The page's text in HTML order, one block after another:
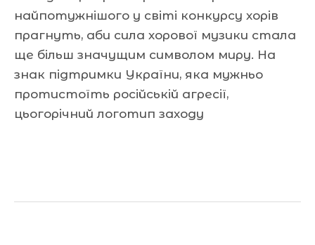
найпотужнішого у світі конкурсу хорів
прагнуть, аби сила хорової музики стала
ще більш значущим символом миру. На
знак підтримки України, яка мужньо
протистоїть російській агресії,
цьогорічний логотип заходу